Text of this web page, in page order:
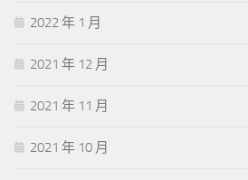
2022 年 1 月
2021 年 12 月
2021 年 11 月
2021 年 10 月